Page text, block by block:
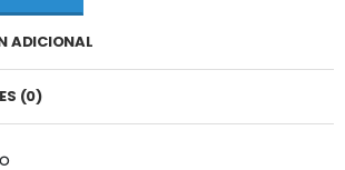
ADICIONAL
(0)